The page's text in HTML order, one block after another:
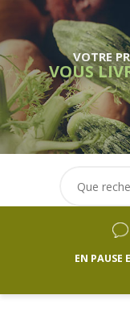
VOTRE
VOUS
EN PAUSE